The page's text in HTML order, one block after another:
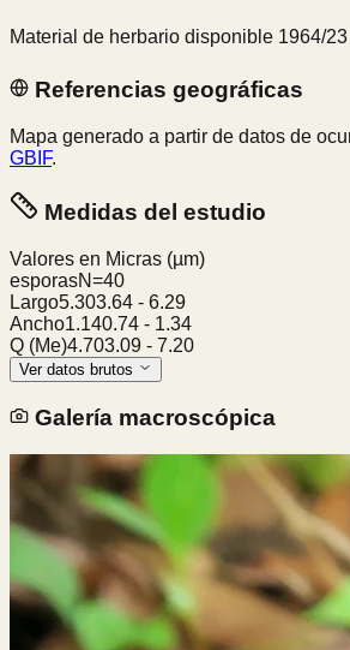
Material de herbario disponible 1964/
Referencias geográficas
Mapa generado a partir de datos de
GBIF.
Medidas del estudio
Valores en Micras (µm)
esporasN=40
Largo5.303.64 - 6.29
Ancho1.140.74 - 1.34
Q (Me)4.703.09 - 7.20
Ver datos brutos
Galería macroscópica